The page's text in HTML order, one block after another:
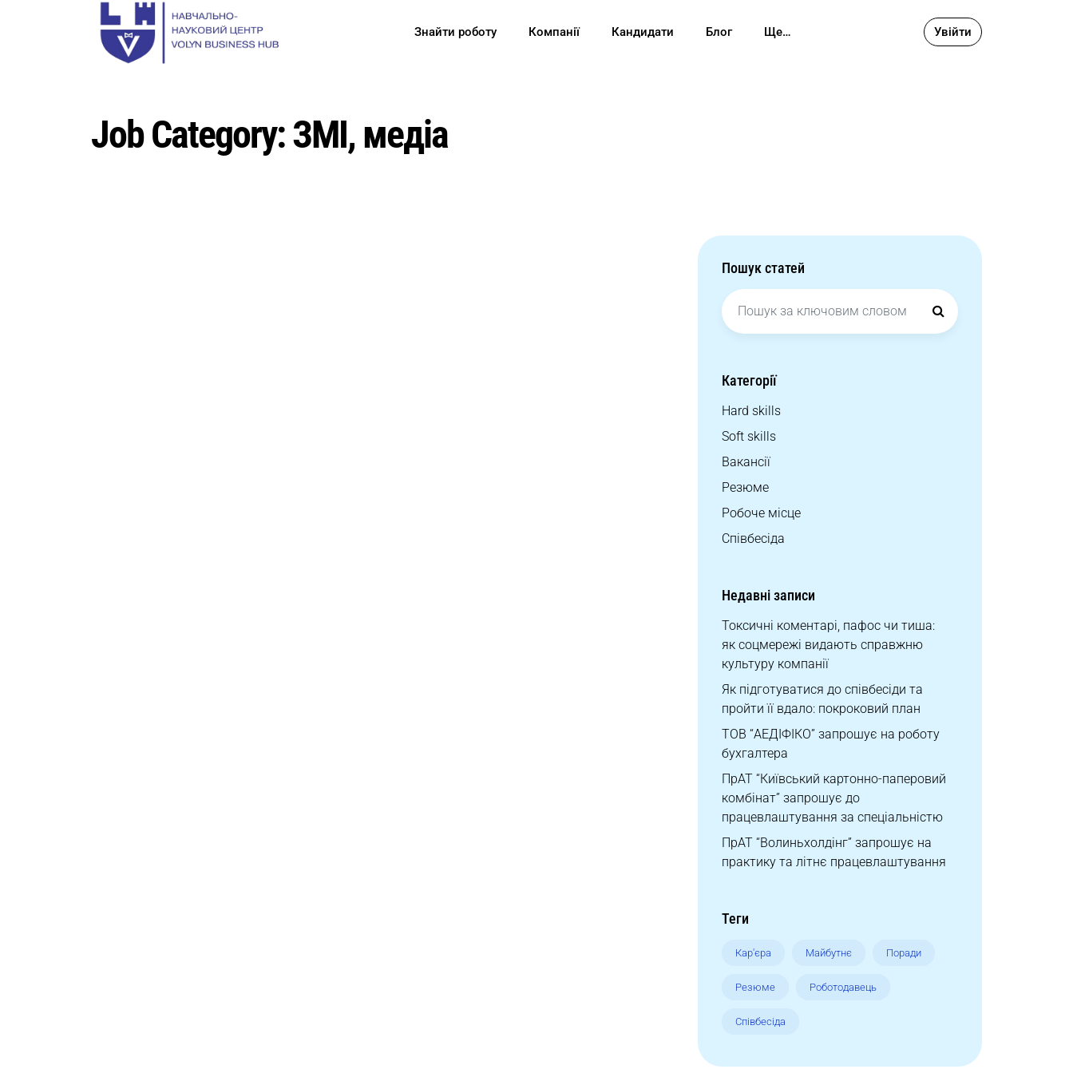
Знайти роботу Компанії Кандидати Блог Ще… Увійти
Job Category:ЗМІ, медіа
Пошук статей
Search
for:
Категорії
Hard skills
Soft skills
Вакансії
Резюме
Робоче місце
Співбесіда
Недавні записи
Токсичні коментарі, пафос чи тиша:
як соцмережі видають справжню
культуру компанії
Як підготуватися до співбесіди та
пройти її вдало: покроковий план
ТОВ “АЕДІФІКО” запрошує на роботу
бухгалтера
ПрАТ “Київський картонно-паперовий
комбінат” запрошує до
працевлаштування за спеціальністю
ПрАТ “Волиньхолдінг” запрошує на
практику та літнє працевлаштування
Теги
Кар'єра Майбутнє Поради
Резюме Роботодавець
Співбесіда